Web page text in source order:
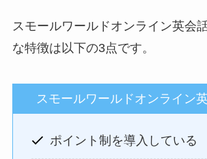
スモールワールドオンライン英会
な特徴は以下の3点です。
スモールワールドオンライン
ポイント制を導入している